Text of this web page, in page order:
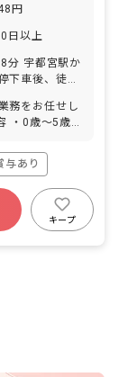
円
日以上
分 宇都宮駅か
下車後、徒歩
務をお任せし
記入
与あり
備
キープ